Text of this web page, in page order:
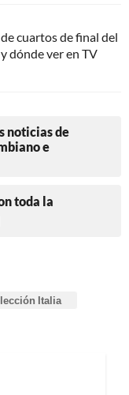
cuartos de final del
dónde ver en TV
noticias de
e
toda la
Italia